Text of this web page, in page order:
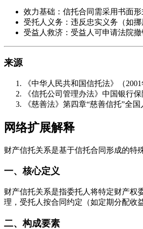
效力基础：信托合同需采用书面
受托人义务：违反忠实义务（如
受益人救济：受益人可申请法院
来源
《中华人民共和国信托法》（
《信托公司管理办法》中国银行
《慈善法》第四章“慈善信托”全
网络扩展解释
财产信托关系是基于信托合同形成的特
一、核心定义
财产信托关系是指委托人将特定财产权
理，受托人按合同约定（如定期分配收
二、构成要素